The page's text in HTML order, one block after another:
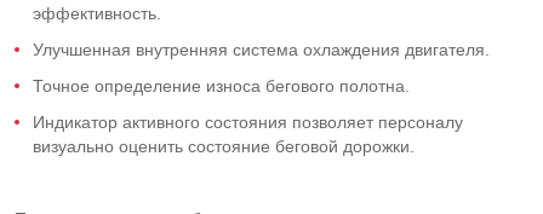
эффективность.
Улучшенная внутренняя система охлаждения двигателя.
Точное определение износа бегового полотна.
Индикатор активного состояния позволяет персоналу
визуально оценить состояние беговой дорожки.